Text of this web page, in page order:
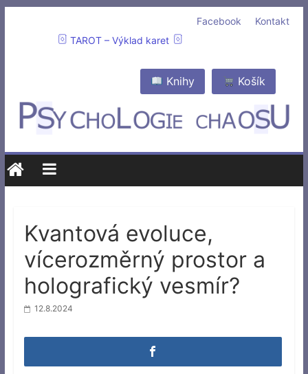
Kontakt
Facebook
TAROT – Výklad karet
Košík
Knihy
Kvantová evoluce,
vícerozměrný prostor a
holografický vesmír?
12.8.2024